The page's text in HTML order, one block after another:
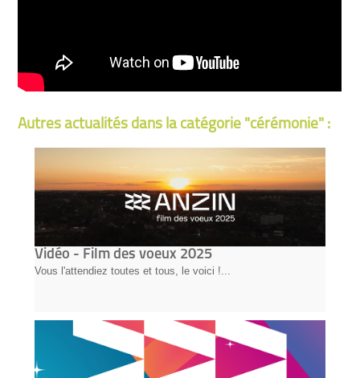
Autres actualités dans la catégorie "cérémonie" :
Vidéo - Film des voeux 2025
Vous l'attendiez toutes et tous, le voici !...